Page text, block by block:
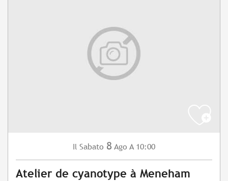
Il Sabato 8 Ago A 10:00
Atelier de cyanotype à Meneham